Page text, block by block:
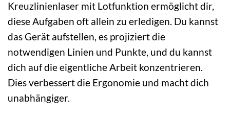
Kreuzlinienlaser mit Lotfunktion ermöglicht dir,
diese Aufgaben oft allein zu erledigen. Du kannst
das Gerät aufstellen, es projiziert die
notwendigen Linien und Punkte, und du kannst
dich auf die eigentliche Arbeit konzentrieren.
Dies verbessert die Ergonomie und macht dich
unabhängiger.